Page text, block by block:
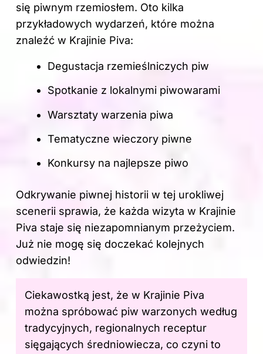
się piwnym rzemiosłem. Oto kilka
przykładowych wydarzeń, które można
znaleźć w Krajinie Piva:
Degustacja rzemieślniczych piw
Spotkanie z lokalnymi piwowarami
Warsztaty warzenia piwa
Tematyczne wieczory piwne
Konkursy na najlepsze piwo
Odkrywanie piwnej historii w tej urokliwej
scenerii sprawia, że każda wizyta w Krajinie
Piva staje się niezapomnianym przeżyciem.
Już nie mogę się doczekać kolejnych
odwiedzin!
Ciekawostką jest, że w Krajinie Piva
można spróbować piw warzonych według
tradycyjnych, regionalnych receptur
sięgających średniowiecza, co czyni to